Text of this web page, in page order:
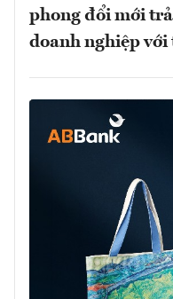
phong đổi mới
doanh nghiệp với